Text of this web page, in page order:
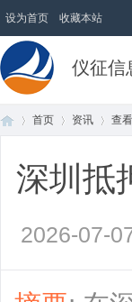
设为首页 收藏本站
仪征信
首页
›
资讯
›
查
深圳抵
2026-07-